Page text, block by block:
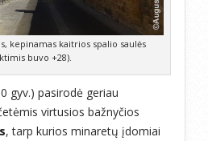
kepinamas kaitrios spalio saulės
buvo +28).
gyv.) pasirodė geriau
virtusios bažnyčios
, tarp kurios minaretų įdomiai